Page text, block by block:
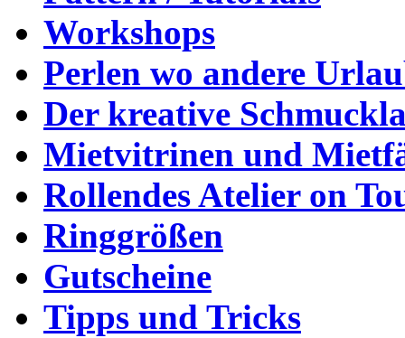
Workshops
Perlen wo andere
Der kreative
Mietvitrinen und
Rollendes Atelier on
Ringgrößen
Gutscheine
Tipps und Tricks